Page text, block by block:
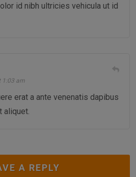
id nibh ultricies vehicula ut id
1:03 am
erat a ante venenatis dapibus
aliquet.
A REPLY